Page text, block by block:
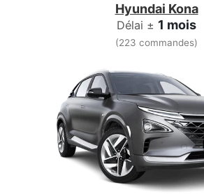
Hyundai Kona
Délai ± 1 mois
(223 commandes)